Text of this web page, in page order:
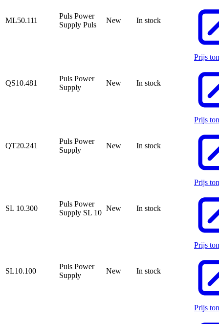
ML50.111
Puls Power
Supply Puls
New In stock
QS10.481
Puls Power
Supply
New In stock
Prijs
QT20.241
Puls Power
Supply
New In stock
Prijs
SL 10.300
Puls Power
Supply SL 10
New In stock
Prijs
SL10.100
Puls Power
Supply
New In stock
Prijs
Prijs